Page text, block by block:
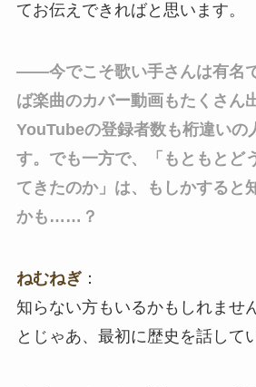
てお伝えできればと思います。
――今でこそ歌い手さんは有名
ば楽曲のカバー動画もたくさん
YouTubeの登録者数も桁違いの
す。でも一方で、「もともとど
てきたのか」は、もしかすると
かも……？
ねむねぎ：
知らない方もいるかもしれま
とじゃあ、最初に歴史を話して